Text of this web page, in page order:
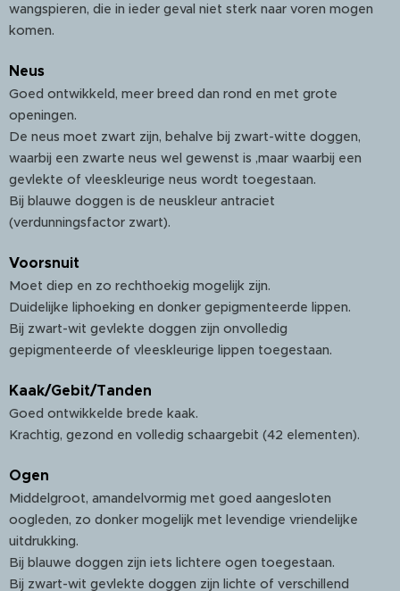
wangspieren, die in ieder geval niet sterk naar voren mogen
komen.
Neus
Goed ontwikkeld, meer breed dan rond en met grote
openingen.
De neus moet zwart zijn, behalve bij zwart-witte doggen,
waarbij een zwarte neus wel gewenst is ,maar waarbij een
gevlekte of vleeskleurige neus wordt toegestaan.
Bij blauwe doggen is de neuskleur antraciet
(verdunningsfactor zwart).
Voorsnuit
Moet diep en zo rechthoekig mogelijk zijn.
Duidelijke liphoeking en donker gepigmenteerde lippen.
Bij zwart-wit gevlekte doggen zijn onvolledig
gepigmenteerde of vleeskleurige lippen toegestaan.
Kaak/Gebit/Tanden
Goed ontwikkelde brede kaak.
Krachtig, gezond en volledig schaargebit (42 elementen).
Ogen
Middelgroot, amandelvormig met goed aangesloten
oogleden, zo donker mogelijk met levendige vriendelijke
uitdrukking.
Bij blauwe doggen zijn iets lichtere ogen toegestaan.
Bij zwart-wit gevlekte doggen zijn lichte of verschillend